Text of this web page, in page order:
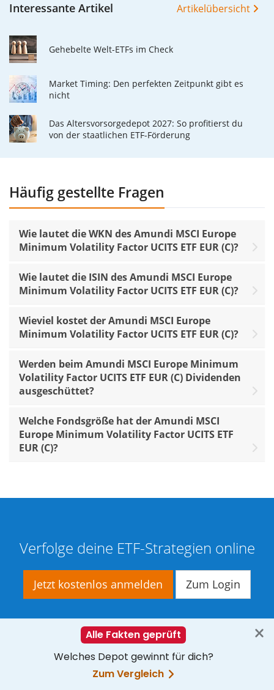
Interessante Artikel Artikelübersicht
Gehebelte Welt-ETFs im Check
Market Timing: Den perfekten Zeitpunkt gibt es
nicht
Das Altersvorsorgedepot 2027: So profitierst du
von der staatlichen ETF-Förderung
Häufig gestellte Fragen
Wie lautet die WKN des Amundi MSCI Europe
Minimum Volatility Factor UCITS ETF EUR (C)?
Wie lautet die ISIN des Amundi MSCI Europe
Minimum Volatility Factor UCITS ETF EUR (C)?
Wieviel kostet der Amundi MSCI Europe
Minimum Volatility Factor UCITS ETF EUR (C)?
Werden beim Amundi MSCI Europe Minimum
Volatility Factor UCITS ETF EUR (C) Dividenden
ausgeschüttet?
Welche Fondsgröße hat der Amundi MSCI
Europe Minimum Volatility Factor UCITS ETF
EUR (C)?
Verfolge deine ETF-Strategien online
Jetzt kostenlos anmelden Zum Login
— Die verwendeten Daten werden bereitgestellt von